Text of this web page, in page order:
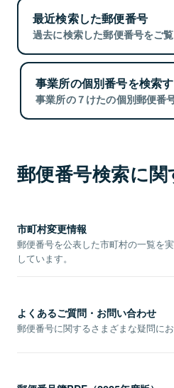
最近検索した郵便番号
過去に検索した郵便番号をご覧
事業所の個別番号を検索
事業所の７けたの個別郵便番
郵便番号検索に
市町村変更情報
郵便番号を公表した市町村の一覧を
しています。
よくあるご質問・お問い合わせ
郵便番号に関するさまざまな疑問にお